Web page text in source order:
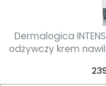
Dermalogica
odżywczy krem